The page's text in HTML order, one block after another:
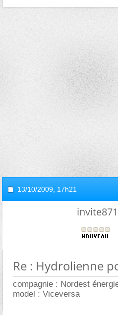
13/10/2009, 17h21
Re : Hydrolienne
compagnie : Nordest
model : Viceversa